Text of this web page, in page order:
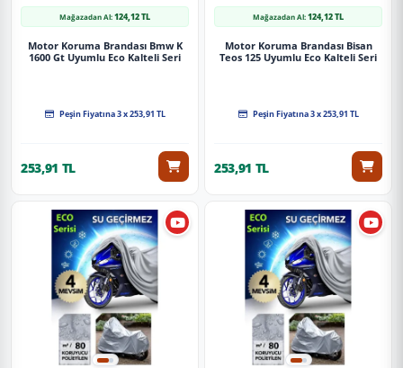
Mağazadan Al:124,12 TL
Motor Koruma Brandası Bmw K
1600 Gt Uyumlu Eco Kalteli Seri
Peşin Fiyatına 3 x 253,91 TL
253,91 TL
Mağazadan Al:124,12 TL
Motor Koruma Brandası Bisan
Teos 125 Uyumlu Eco Kalteli Seri
Peşin Fiyatına 3 x 253,91 TL
253,91 TL